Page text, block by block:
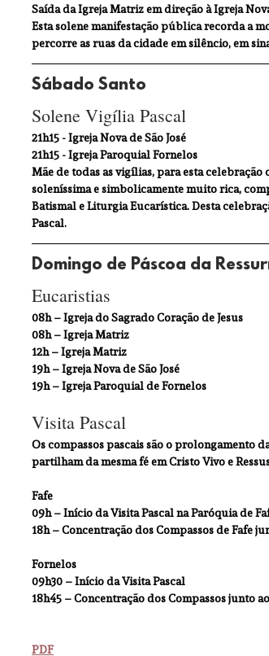
Saída da Igreja Matriz em direção à Igreja
Esta solene manifestação pública recorda a
percorre as ruas da cidade em silêncio, em
Sábado Santo
Solene Vigília Pascal
21h15 - Igreja Nova de São José
21h15 - Igreja Paroquial Fornelos
Mãe de todas as vigílias, para esta
soleníssima e simbolicamente muito rica,
Batismal e Liturgia Eucarística. Desta
Pascal.
Domingo de Páscoa da
Eucaristias
08h – Igreja do Sagrado Coração de Jesus
08h – Igreja Matriz
12h – Igreja Matriz
19h – Igreja Nova de São José
19h – Igreja Paroquial de Fornelos
Visita Pascal
Os compassos pascais são o prolongamento
partilham da mesma fé em Cristo Vivo e
Fafe
09h – Início da Visita Pascal na Paróquia de
18h – Concentração dos Compassos de Fafe
Fornelos
09h30 – Início da Visita Pascal
18h45 – Concentração dos Compassos junto
PDF